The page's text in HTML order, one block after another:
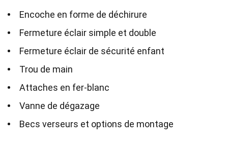
Encoche en forme de déchirure
Fermeture éclair simple et double
Fermeture éclair de sécurité enfant
Trou de main
Attaches en fer-blanc
Vanne de dégazage
Becs verseurs et options de montage